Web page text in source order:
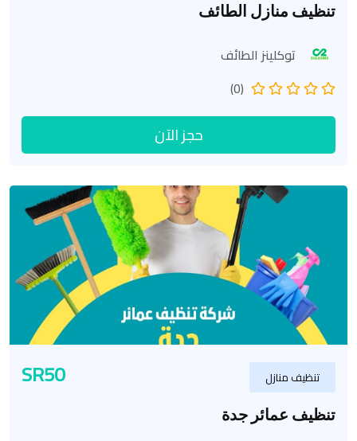
تنظيف منازل الطائف
توكلينز الطائف
(0)
حجز الآن
تنظيف منازل SR50
تنظيف عمائر جدة